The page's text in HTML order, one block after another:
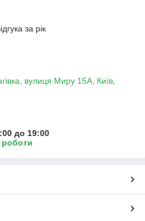
за рік
вулиця Миру 15А, Київ,
до 19:00
роботи